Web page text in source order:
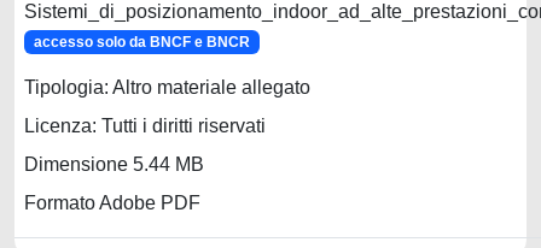
accesso solo da BNCF e BNCR
Tipologia: Altro materiale allegato
Licenza: Tutti i diritti riservati
Dimensione 5.44 MB
Formato Adobe PDF